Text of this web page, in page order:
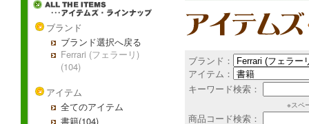
ブランド
ブランド選択へ戻る
Ferrari (フェラーリ)
(104)
アイテム
全てのアイテム
書籍(104)
ブランド：
アイテム：
キーワード検索：
※スペ
商品コード検索：